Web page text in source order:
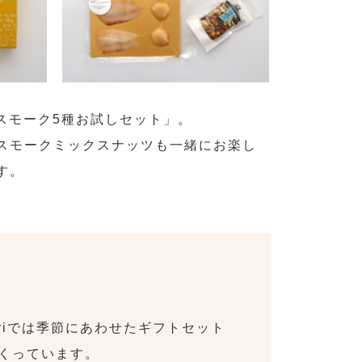
ーク5種お試しセット」。
ークミックスナッツも一緒にお楽し
。
は季節にあわせたギフトセット
っています。